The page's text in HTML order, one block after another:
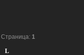
L
Страница: 1